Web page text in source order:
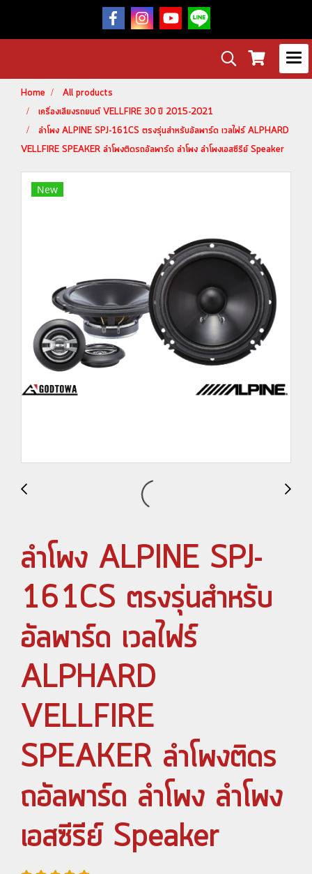
Home
All products
เครื่องเสียงรถยนต์ VELLFIRE 30 ปี 2015-2021
ลำโพง ALPINE SPJ-161CS ตรงรุ่นสำหรับอัลพาร์ด เวลไฟร์ ALPHARD
VELLFIRE SPEAKER ลำโพงติดรถอัลพาร์ด ลำโพง ลำโพงเอสซีรีย์ Speaker
New
ลำโพง ALPINE SPJ-
161CS ตรงรุ่นสำหรับ
อัลพาร์ด เวลไฟร์
ALPHARD
VELLFIRE
SPEAKER ลำโพงติดร
ถอัลพาร์ด ลำโพง ลำโพง
เอสซีรีย์ Speaker